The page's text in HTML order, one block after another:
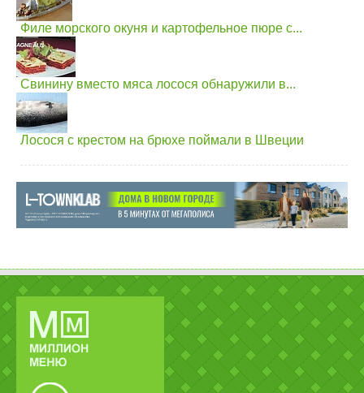
Филе морского окуня и картофельное пюре с...
Свинину вместо мяса лосося обнаружили в...
Лосося с крестом на брюхе поймали в Швеции